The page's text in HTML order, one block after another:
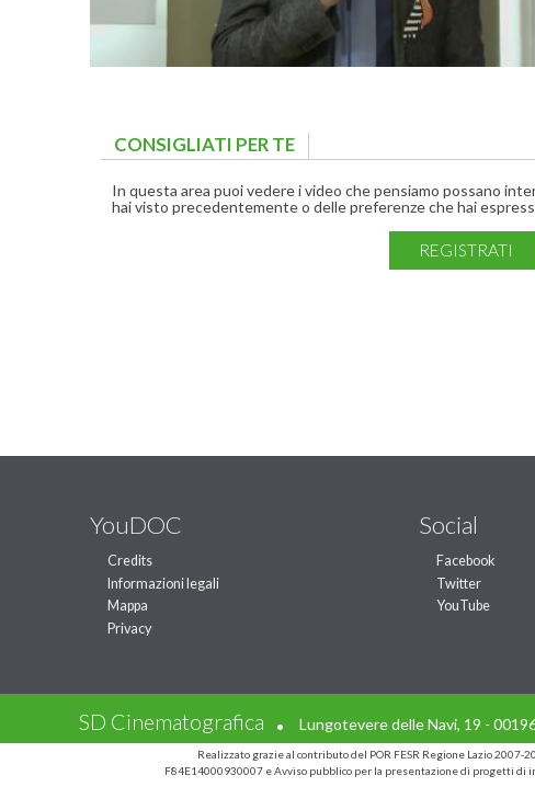
CONSIGLIATI PER TE
In questa area puoi vedere i video che pensiamo possano
hai visto precedentemente o delle preferenze che hai
REGISTRATI
YouDOC
Credits
Informazioni legali
Mappa
Privacy
Social
Facebook
Twitter
YouTube
SD Cinematografica . Lungotevere delle Navi, 19 -
Realizzato grazie al contributo del POR FESR Regione Lazio 2007-
F84E14000930007 e Avviso pubblico per la presentazione di progetti di